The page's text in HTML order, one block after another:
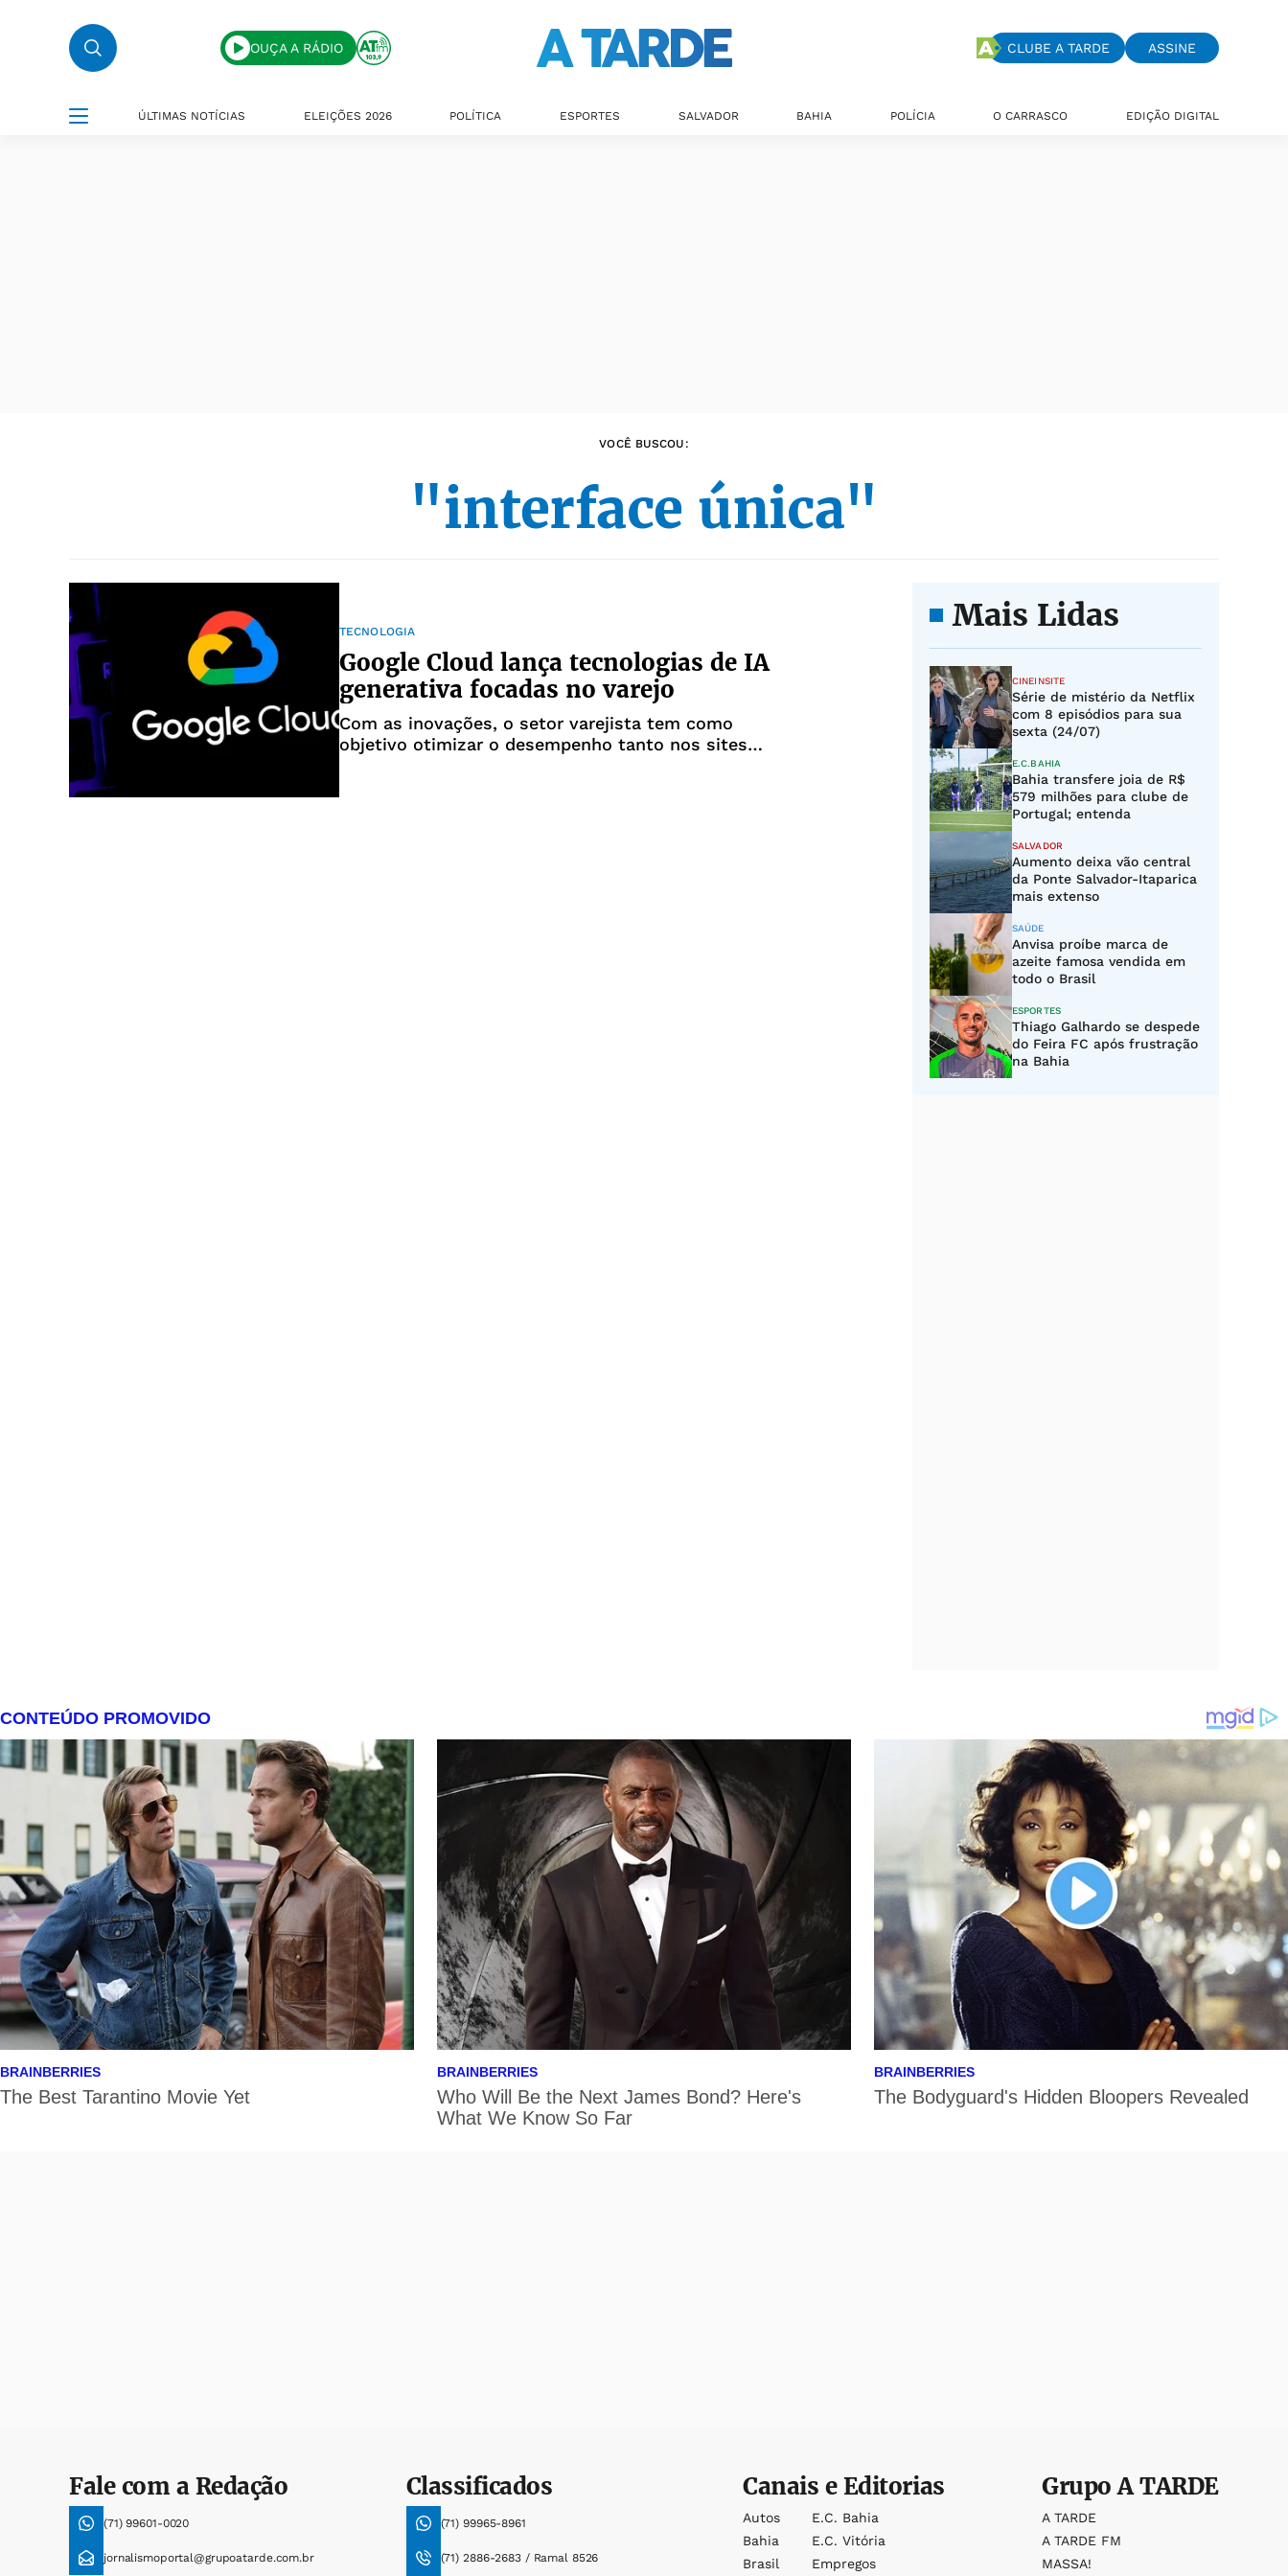
OUÇA A RÁDIO CLUBE A TARDE ASSINE
ÚLTIMAS NOTÍCIAS ELEIÇÕES 2026 POLÍTICA ESPORTES SALVADOR BAHIA POLÍCIA O CARRASCO EDIÇÃO DIGITAL
VOCÊ BUSCOU:
"interface única"
TECNOLOGIA
Google Cloud lança tecnologias de IA
generativa focadas no varejo
Com as inovações, o setor varejista tem como
objetivo otimizar o desempenho tanto nos sites
Mais Lidas
CINEINSITE
Série de mistério da Netflix
com 8 episódios para sua
sexta (24/07)
E.C.BAHIA
Bahia transfere joia de R$
579 milhões para clube de
Portugal; entenda
SALVADOR
Aumento deixa vão central
da Ponte Salvador-Itaparica
mais extenso
SAÚDE
Anvisa proíbe marca de
azeite famosa vendida em
todo o Brasil
ESPORTES
Thiago Galhardo se despede
do Feira FC após frustração
na Bahia
Fale com a Redação
(71) 99601-0020
jornalismoportal@grupoatarde.com.br
Classificados
(71) 99965-8961
(71) 2886-2683 / Ramal 8526
Canais e Editorias
Autos
Bahia
Brasil
E.c. Bahia
E.c. Vitória
Empregos
GrupoA TARDE
A TARDE
A TARDE FM
MASSA!